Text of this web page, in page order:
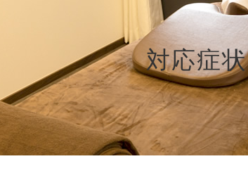
対応症状